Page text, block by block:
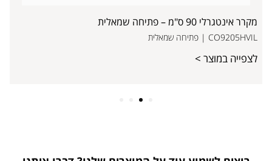
מקרר אינטגרלי 90 ס"מ – פתיחה שמאלית
CO9205HVIL | פתיחה שמאלית
לצפייה במוצר >